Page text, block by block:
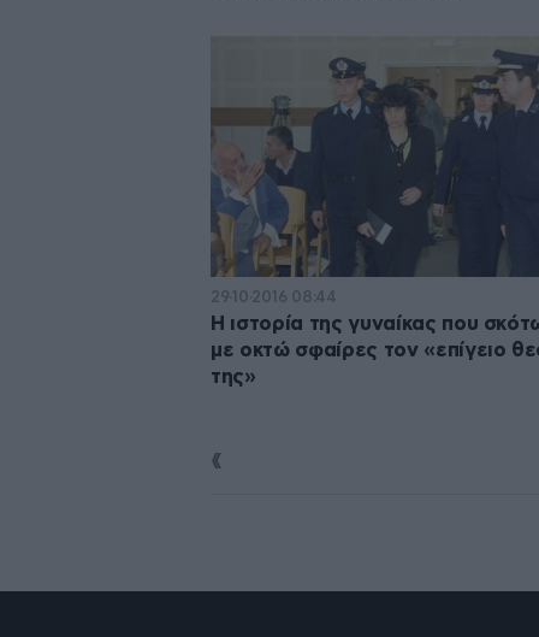
29·10·2016 08:44
Η ιστορία της γυναίκας που
με οκτώ σφαίρες τον «επίγειο
της»